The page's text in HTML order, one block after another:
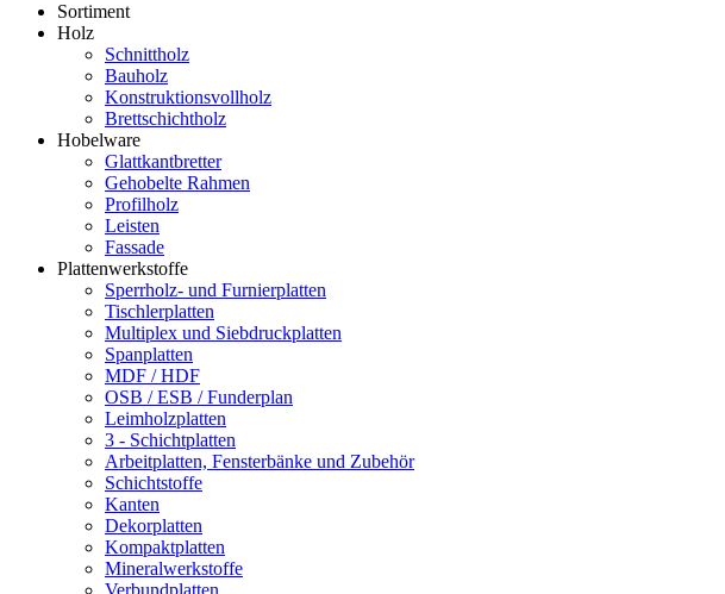
Sortiment
Holz
Schnittholz
Bauholz
Konstruktionsvollholz
Brettschichtholz
Hobelware
Glattkantbretter
Gehobelte Rahmen
Profilholz
Leisten
Fassade
Plattenwerkstoffe
Sperrholz- und Furnierplatten
Tischlerplatten
Multiplex und Siebdruckplatten
Spanplatten
MDF / HDF
OSB / ESB / Funderplan
Leimholzplatten
3 - Schichtplatten
Arbeitplatten, Fensterbänke und Zubehör
Schichtstoffe
Kanten
Dekorplatten
Kompaktplatten
Mineralwerkstoffe
Verbundplatten